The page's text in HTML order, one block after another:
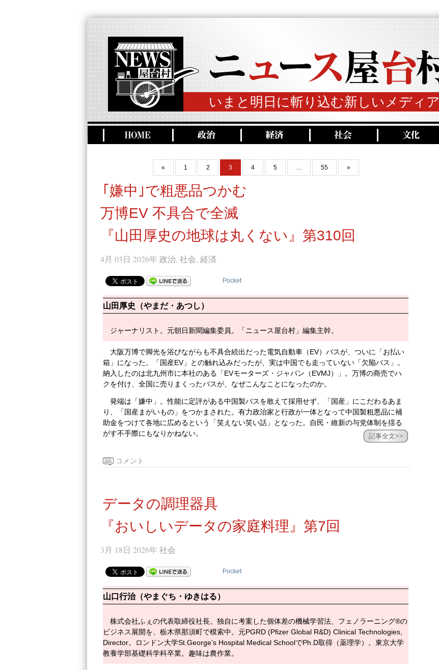
いまと明日に斬り込む新しいメディア
« 1 2 3 4 5 … 55 »
｢嫌中｣で粗悪品つかむ
万博EV 不具合で全滅
『山田厚史の地球は丸くない』第310回
4月 03日 2026年 政治, 社会, 経済
Pocket
山田厚史（やまだ・あつし）
ジャーナリスト。元朝日新聞編集委員。「ニュース屋台村」編集主幹。
大阪万博で脚光を浴びながらも不具合続出だった電気自動車（EV）バスが、ついに「お払い
箱」になった。「国産EV」との触れ込みだったが、実は中国でも走っていない「欠陥バス」。
納入したのは北九州市に本社のある「EVモーターズ・ジャパン（EVMJ）」。万博の商売でハ
クを付け、全国に売りまくったバスが、なぜこんなことになったのか。
発端は「嫌中」。性能に定評がある中国製バスを敢えて採用せず、「国産」にこだわるあま
り、「国産まがいもの」をつかまされた。有力政治家と行政が一体となって中国製粗悪品に補
助金をつけて各地に広めるという「笑えない笑い話」となった。自民・維新の与党体制を揺る
がす不手際にもなりかねない。
記事全文>>
コメント
データの調理器具
『おいしいデータの家庭料理』第7回
3月 18日 2026年 社会
Pocket
山口行治（やまぐち・ゆきはる）
株式会社ふぇの代表取締役社長。独自に考案した個体差の機械学習法、フェノラーニング®の
ビジネス展開を、栃木県那須町で模索中。元PGRD (Pfizer Global R&D) Clinical Technologies,
Director。ロンドン大学St.George’s Hospital Medical SchoolでPh.D取得（薬理学）。東京大学
教養学部基礎科学科卒業。趣味は農作業。